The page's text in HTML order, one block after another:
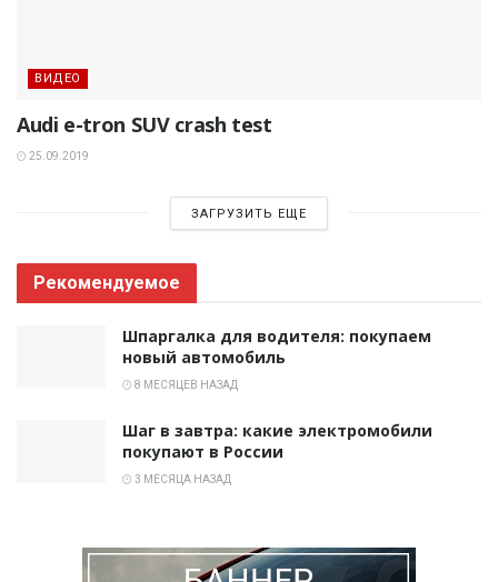
ВИДЕО
Audi e-tron SUV crash test
25.09.2019
ЗАГРУЗИТЬ ЕЩЕ
Рекомендуемое
Шпаргалка для водителя: покупаем
новый автомобиль
8 МЕСЯЦЕВ НАЗАД
Шаг в завтра: какие электромобили
покупают в России
3 МЕСЯЦА НАЗАД